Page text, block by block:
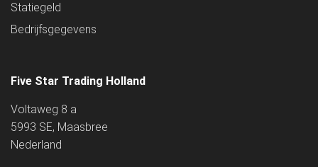
Statiegeld
Bedrijfsgegevens
Five Star Trading Holland
Voltaweg 8 a
5993 SE, Maasbree
Nederland